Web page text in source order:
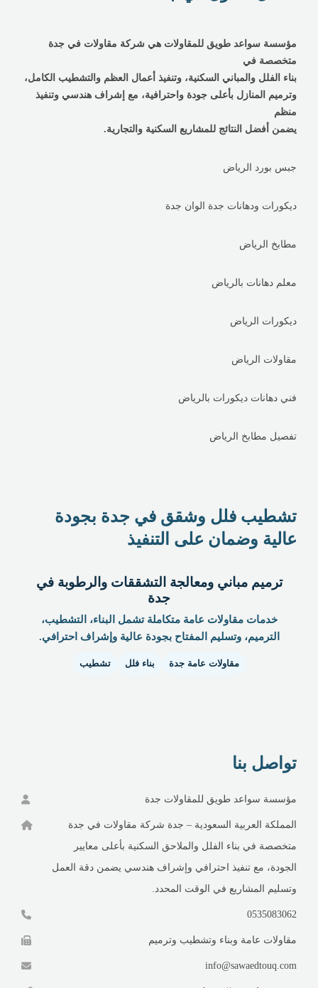
مؤسسة سواعد طويق للمقاولات هي شركة مقاولات في جدة
متخصصة في
بناء الفلل والمباني السكنية، وتنفيذ أعمال العظم والتشطيب الكامل،
وترميم المنازل بأعلى جودة واحترافية، مع إشراف هندسي وتنفيذ
منظم
يضمن أفضل النتائج للمشاريع السكنية والتجارية.
جبس بورد الرياض
ديكورات ودهانات جدة الوان جدة
مطابخ الرياض
معلم دهانات بالرياض
ديكورات الرياض
مقاولات الرياض
فني دهانات ديكورات بالرياض
تفصيل مطابخ الرياض
تشطيب فلل وشقق في جدة بجودة
عالية وضمان على التنفيذ
ترميم مباني ومعالجة التشققات والرطوبة في
جدة
خدمات مقاولات عامة متكاملة تشمل البناء، التشطيب،
الترميم، وتسليم المفتاح بجودة عالية وإشراف احترافي.
مقاولات عامة جدة بناء فلل تشطيب
تواصل بنا
مؤسسة سواعد طويق للمقاولات جدة
المملكة العربية السعودية – جدة شركة مقاولات في جدة
متخصصة في بناء الفلل والملاحق السكنية بأعلى معايير
الجودة، مع تنفيذ احترافي وإشراف هندسي يضمن دقة العمل
وتسليم المشاريع في الوقت المحدد.
0535083062
مقاولات عامة وبناء وتشطيب وترميم
info@sawaedtouq.com